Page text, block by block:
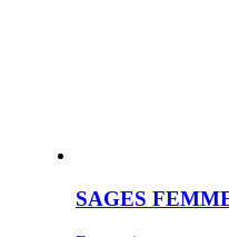
SAGES